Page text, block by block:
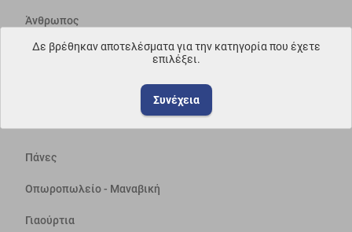
Άνθρωπος
Απολογισμός Δράσεων
Πάνες
Οπωροπωλείο - Μαναβική
Γιαούρτια
Δε βρέθηκαν αποτελέσματα για την κατηγορία που έχετε
επιλέξει.
Συνέχεια